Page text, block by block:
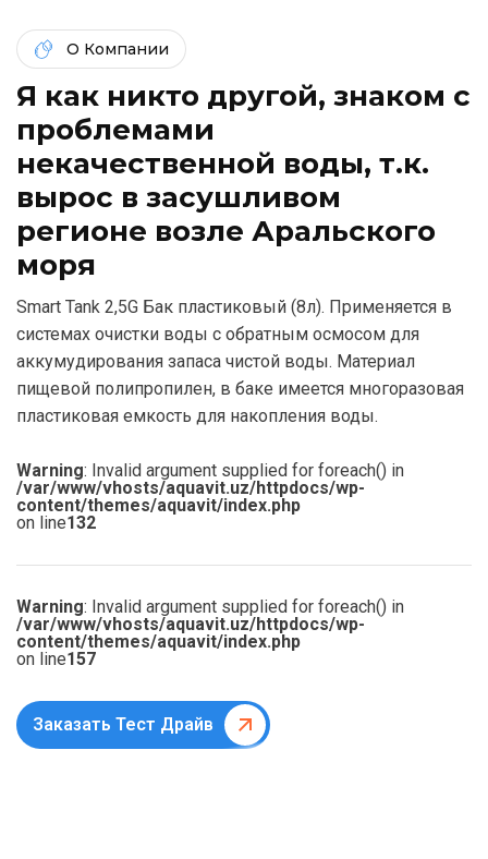
О Компании
Я как никто другой, знаком c
проблемами
некачественной воды, т.к.
вырос в засушливом
регионе возле Аральского
моря
Smart Tank 2,5G Бак пластиковый (8л). Применяется в
системах очистки воды с обратным осмосом для
аккумудирования запаса чистой воды. Материал
пищевой полипропилен, в баке имеется многоразовая
пластиковая емкость для накопления воды.
Warning: Invalid argument supplied for foreach() in
/var/www/vhosts/aquavit.uz/httpdocs/wp-
content/themes/aquavit/index.php
on line132
Warning: Invalid argument supplied for foreach() in
/var/www/vhosts/aquavit.uz/httpdocs/wp-
content/themes/aquavit/index.php
on line157
Заказать Тест Драйв